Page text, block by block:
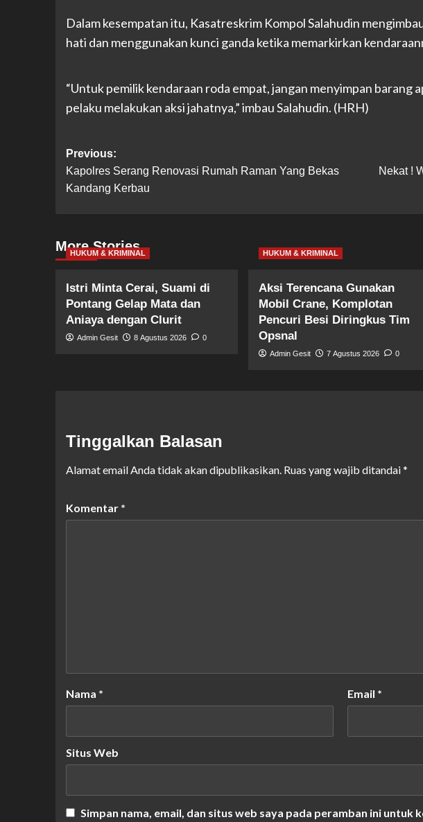
Dalam kesempatan itu, Kasatreskrim Kompol Salahudin
hati dan menggunakan kunci ganda ketika memarkirkan
“Untuk pemilik kendaraan roda empat, jangan menyimpan barang
pelaku melakukan aksi jahatnya,” imbau Salahudin. (HRH)
Post
navigation
Previous:
Kapolres Serang Renovasi Rumah Raman Yang Bekas
Kandang Kerbau
Nekat !
More Stories
HUKUM & KRIMINAL
Istri Minta Cerai, Suami di
Pontang Gelap Mata dan
Aniaya dengan Clurit
Admin Gesit 8 Agustus 2026 0
HUKUM & KRIMINAL
Aksi Terencana Gunakan
Mobil Crane, Komplotan
Pencuri Besi Diringkus Tim
Opsnal
Admin Gesit 7 Agustus 2026 0
Tinggalkan Balasan
Alamat email Anda tidak akan dipublikasikan. Ruas yang wajib ditandai*
Komentar *
Nama * Email *
Situs Web
Simpan nama, email, dan situs web saya pada peramban ini untuk